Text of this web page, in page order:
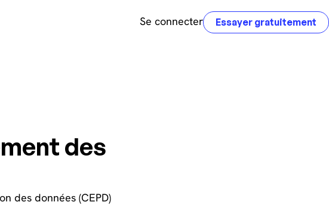
Se connecter Essayer gratuitement
des
des données (CEPD)